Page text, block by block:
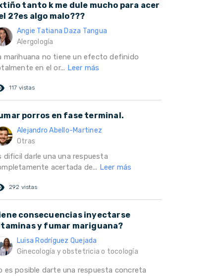
tanto k me dule mucho para acer
2?es algo malo???
Angie Tatiana Daza Tangua
Alergología
marihuana no tiene un efecto definido
en el or... Leer más
117 vistas
porros en fase terminal.
Alejandro Abello-Martinez
Otras
dificil darle una una respuesta
acertada de... Leer más
292 vistas
consecuencias inyectarse
y fumar mariguana?
Luisa Rodríguez Quejada
Ginecología y obstetricia o tocología
es posible darte una respuesta concreta